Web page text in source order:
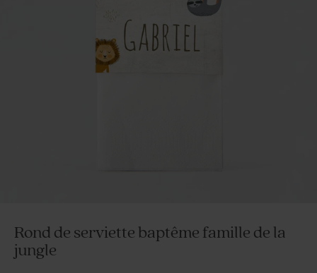
Rond de serviette baptême famille de la
jungle